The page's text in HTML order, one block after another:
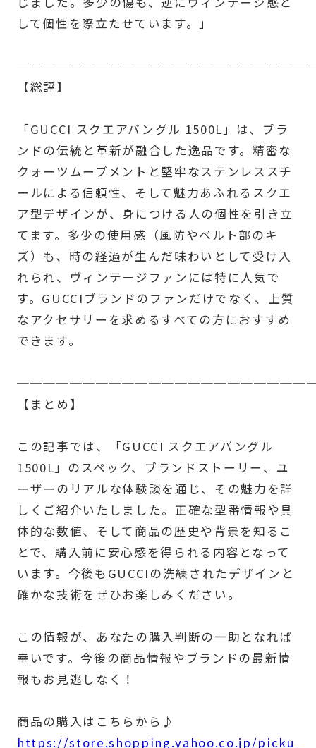
して個性を際立たせています。」
【総評】
「GUCCI スクエアバングル 1500L」は、ブラ
ンドの伝統と革新が融合した逸品です。精密な
クォーツムーブメントと堅牢なステンレススチ
ールによる信頼性、そして魅力あふれるスクエ
ア型デザインが、身につける人の個性を引き立
てます。多少の使用感（風防やベルト部のキ
ズ）も、時の経過が生んだ味わいとして受け入
れられ、ヴィンテージファンには特に人気で
す。GUCCIブランドのファンだけでなく、上質
なアクセサリーを求めるすべての方におすすめ
できます。
【まとめ】
この記事では、「GUCCI スクエアバングル
1500L」のスペック、ブランドストーリー、ユ
ーザーのリアルな体験談を通じ、その魅力を詳
しくご紹介いたしました。正確な型番情報や具
体的な数値、そして商品の歴史や背景を知るこ
とで、購入前に安心感を得られる内容となって
います。今後もGUCCIの洗練されたデザインと
確かな技術をぜひお楽しみください。
この情報が、あなたの購入判断の一助となれば
幸いです。今後の商品情報やブランドの最新情
報もお見逃しなく！
商品の購入はこちらから♪
https://store.shopping.yahoo.co.jp/picku